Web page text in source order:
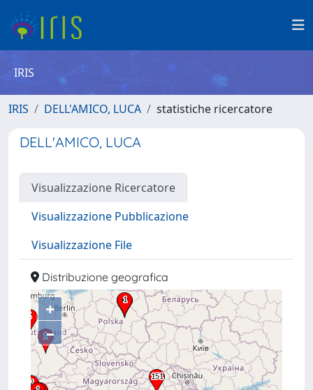
IRIS
IRIS DELL'AMICO, LUCA statistiche ricercatore
DELL'AMICO, LUCA
Visualizzazione Ricercatore
Visualizzazione Pubblicazione
Visualizzazione File
Distribuzione geografica
+
–